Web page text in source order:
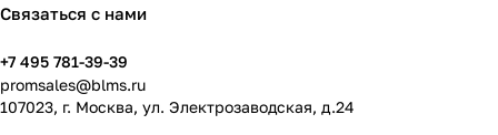
Связаться с нами
+7 495 781-39-39
promsales@blms.ru
107023, г. Москва, ул. Электрозаводская, д.24